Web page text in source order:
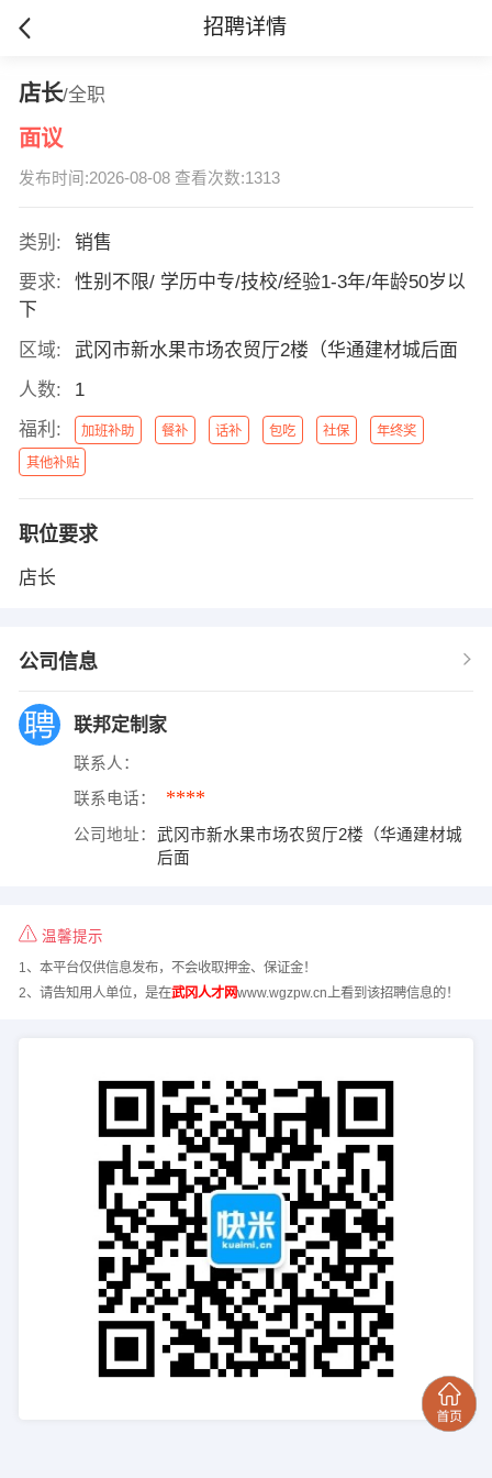
招聘详情
店长/全职
面议
发布时间:2026-08-08 查看次数:1313
类别:
销售
要求:
性别不限/ 学历中专/技校/经验1-3年/年龄50岁以
下
区域:
武冈市新水果市场农贸厅2楼（华通建材城后面
人数:
1
福利:
加班补助 餐补 话补 包吃 社保 年终奖
其他补贴
职位要求
店长
公司信息
联邦定制家
联系人：
联系电话： ****
公司地址：
武冈市新水果市场农贸厅2楼（华通建材城
后面
温馨提示
1、本平台仅供信息发布，不会收取押金、保证金！
2、请告知用人单位，是在武冈人才网www.wgzpw.cn上看到该招聘信息的！